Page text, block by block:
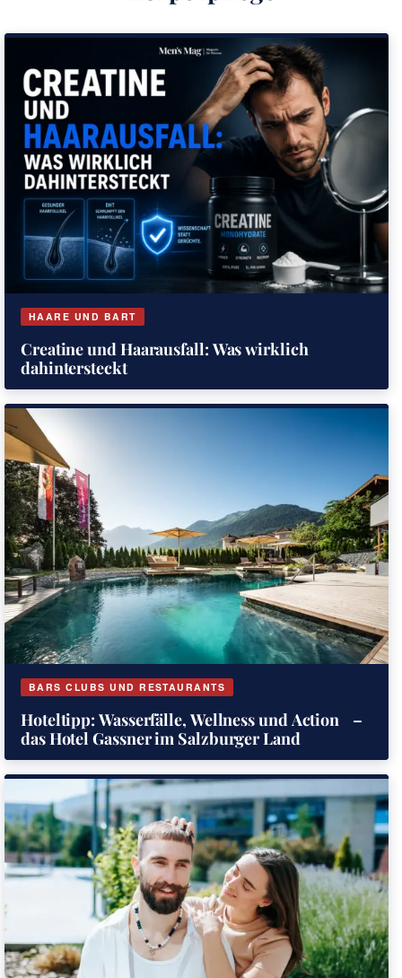
HAARE UND BART
Creatine und Haarausfall: Was wirklich
dahintersteckt
BARS CLUBS UND RESTAURANTS
Hoteltipp: Wasserfälle, Wellness und Action –
das Hotel Gassner im Salzburger Land